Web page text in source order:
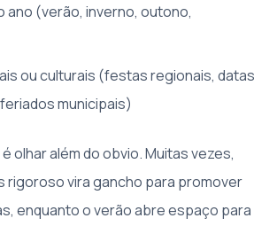
ano (verão, inverno, outono,
ou culturais (festas regionais, datas
municipais)
olhar além do obvio. Muitas vezes,
rigoroso vira gancho para promover
enquanto o verão abre espaço para